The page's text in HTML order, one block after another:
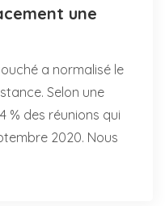
une
a normalisé le
Selon une
% des réunions qui
2020. Nous